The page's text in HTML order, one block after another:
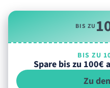
BIS ZU
BIS ZU
Spare bis zu 100€
Zu